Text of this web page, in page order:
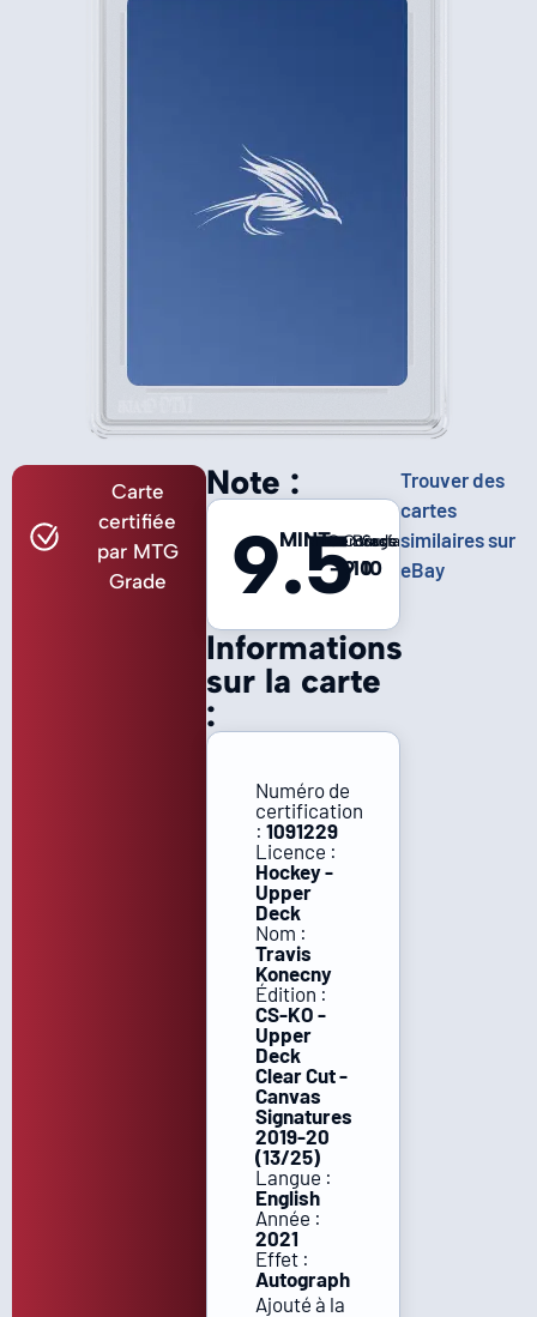
Carte
certifiée
par MTG
Grade
Informations
sur la carte
:
Numéro de
certification
: 1091229
Licence :
Hockey -
Upper
Deck
Nom :
Travis
Konecny
Édition :
CS-KO -
Upper
Deck
Clear Cut -
Canvas
Signatures
2019-20
(13/25)
Langue :
English
Année :
2021
Effet :
Autograph
Ajouté à la
Note :
9.5
MINTCentrage
-
Coins
9
Bords
10
Surface
10
Trouver des
cartes
similaires sur
eBay